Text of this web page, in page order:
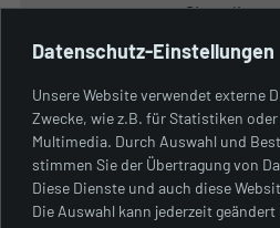
Sie online
per E-Mail.
Erstellung
oder einen
Zu den
Datenschutz-Einstellungen
Unsere Website verwendet externe
Zwecke, wie z.B. für Statistiken
Multimedia. Durch Auswahl und
stimmen Sie der Übertragung von
Diese Dienste und auch diese
Die Auswahl kann jederzeit